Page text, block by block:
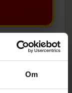
Om